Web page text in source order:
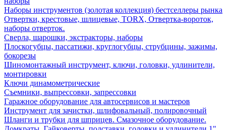
Наборы инструментов (золотая коллекция) бестселлеры рынка
Отвертки, крестовые, шлицевые, TORX, Отвертка-вороток,
наборы отверток.
Сверла, шарошки, экстракторы, наборы
Плоскогубцы, пассатижи, круглогубцы, струбцины, зажимы,
бокорезы
Шиномонтажный инструмент, ключи, головки, удлинители,
монтировки
Ключи динамометрические
Съемники, выпрессовки, запрессовки
Гаражное оборудование для автосервисов и мастеров
Инструмент для зачистки, шлифовальный, полировочный
Шланги и трубки для шприцев. Смазочное оборудование.